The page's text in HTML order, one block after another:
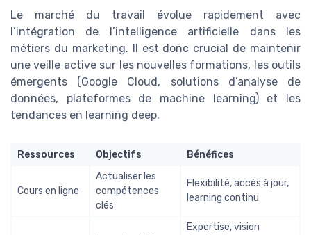
Le marché du travail évolue rapidement avec
l’intégration de l’intelligence artificielle dans les
métiers du marketing. Il est donc crucial de maintenir
une veille active sur les nouvelles formations, les outils
émergents (Google Cloud, solutions d’analyse de
données, plateformes de machine learning) et les
tendances en learning deep.
Ressources Objectifs Bénéfices
Cours en ligne
Actualiser les
compétences
clés
Flexibilité, accès à jour,
learning continu
Expertise, vision